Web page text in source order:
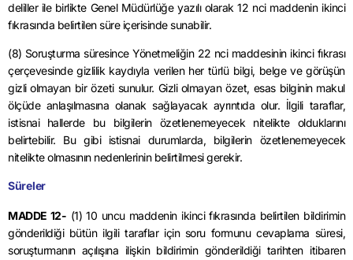
deliller ile birlikte Genel Müdürlüğe yazılı olarak 12 nci maddenin ikinci
fıkrasında belirtilen süre içerisinde sunabilir.
(8) Soruşturma süresince Yönetmeliğin 22 nci maddesinin ikinci fıkrası
çerçevesinde gizlilik kaydıyla verilen her türlü bilgi, belge ve görüşün
gizli olmayan bir özeti sunulur. Gizli olmayan özet, esas bilginin makul
ölçüde anlaşılmasına olanak sağlayacak ayrıntıda olur. İlgili taraflar,
istisnai hallerde bu bilgilerin özetlenemeyecek nitelikte olduklarını
belirtebilir. Bu gibi istisnai durumlarda, bilgilerin özetlenemeyecek
nitelikte olmasının nedenlerinin belirtilmesi gerekir.
Süreler
MADDE 12- (1) 10 uncu maddenin ikinci fıkrasında belirtilen bildirimin
gönderildiği bütün ilgili taraflar için soru formunu cevaplama süresi,
soruşturmanın açılışına ilişkin bildirimin gönderildiği tarihten itibaren